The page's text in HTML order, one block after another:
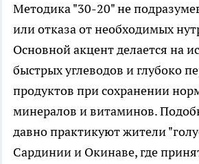
Методика "30-20" не
или отказа от необходимых
Основной акцент делается на
быстрых углеводов и глубоко
продуктов при сохранении
минералов и витаминов.
давно практикуют жители
Сардинии и Окинаве, где